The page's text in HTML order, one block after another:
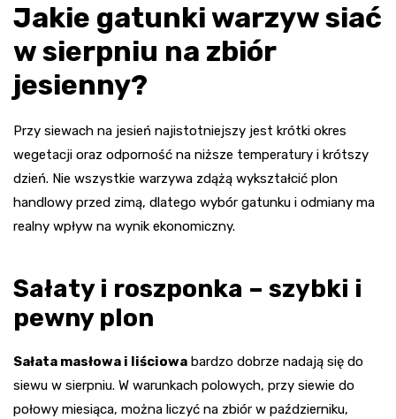
Jakie gatunki warzyw siać
w sierpniu na zbiór
jesienny?
Przy siewach na jesień najistotniejszy jest krótki okres
wegetacji oraz odporność na niższe temperatury i krótszy
dzień. Nie wszystkie warzywa zdążą wykształcić plon
handlowy przed zimą, dlatego wybór gatunku i odmiany ma
realny wpływ na wynik ekonomiczny.
Sałaty i roszponka – szybki i
pewny plon
Sałata masłowa i liściowa bardzo dobrze nadają się do
siewu w sierpniu. W warunkach polowych, przy siewie do
połowy miesiąca, można liczyć na zbiór w październiku,